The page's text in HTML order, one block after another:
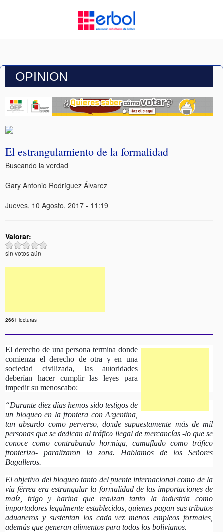
OPINION
El estrangulamiento de la formalidad
Buscando la verdad
Gary Antonio Rodríguez Álvarez
Jueves, 10 Agosto, 2017 - 11:19
Valorar:
sin votos aún
2661 lecturas
El derecho de una persona termina donde
comienza el derecho de otra y en una
sociedad civilizada, las autoridades
deberían hacer cumplir las leyes para
impedir su menoscabo:
“Durante diez días hemos sido testigos de
un bloqueo en la frontera con Argentina,
tan absurdo como perverso, donde supuestamente más de mil
personas que se dedican al tráfico ilegal de mercancías -lo que se
conoce como contrabando hormiga, camuflado como tráfico
fronterizo- paralizaron la zona. Hablamos de los Señores
Bagalleros.
El objetivo del bloqueo tanto del puente internacional como de la
vía férrea era estrangular la formalidad de las importaciones de
maíz, trigo y harina que realizan tanto la industria como
importadores legalmente establecidos, quienes pagan sus tributos
aduaneros y sustentan los cada vez menos empleos formales,
además que generan alimentos para todos los bolivianos.